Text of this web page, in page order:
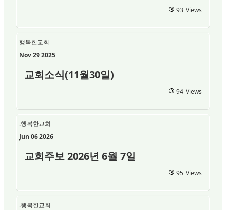
93 Views
행복한교회
Nov 29 2025
교회소식(11월30일)
94 Views
.행복한교회
Jun 06 2026
교회주보 2026년 6월 7일
95 Views
.행복한교회